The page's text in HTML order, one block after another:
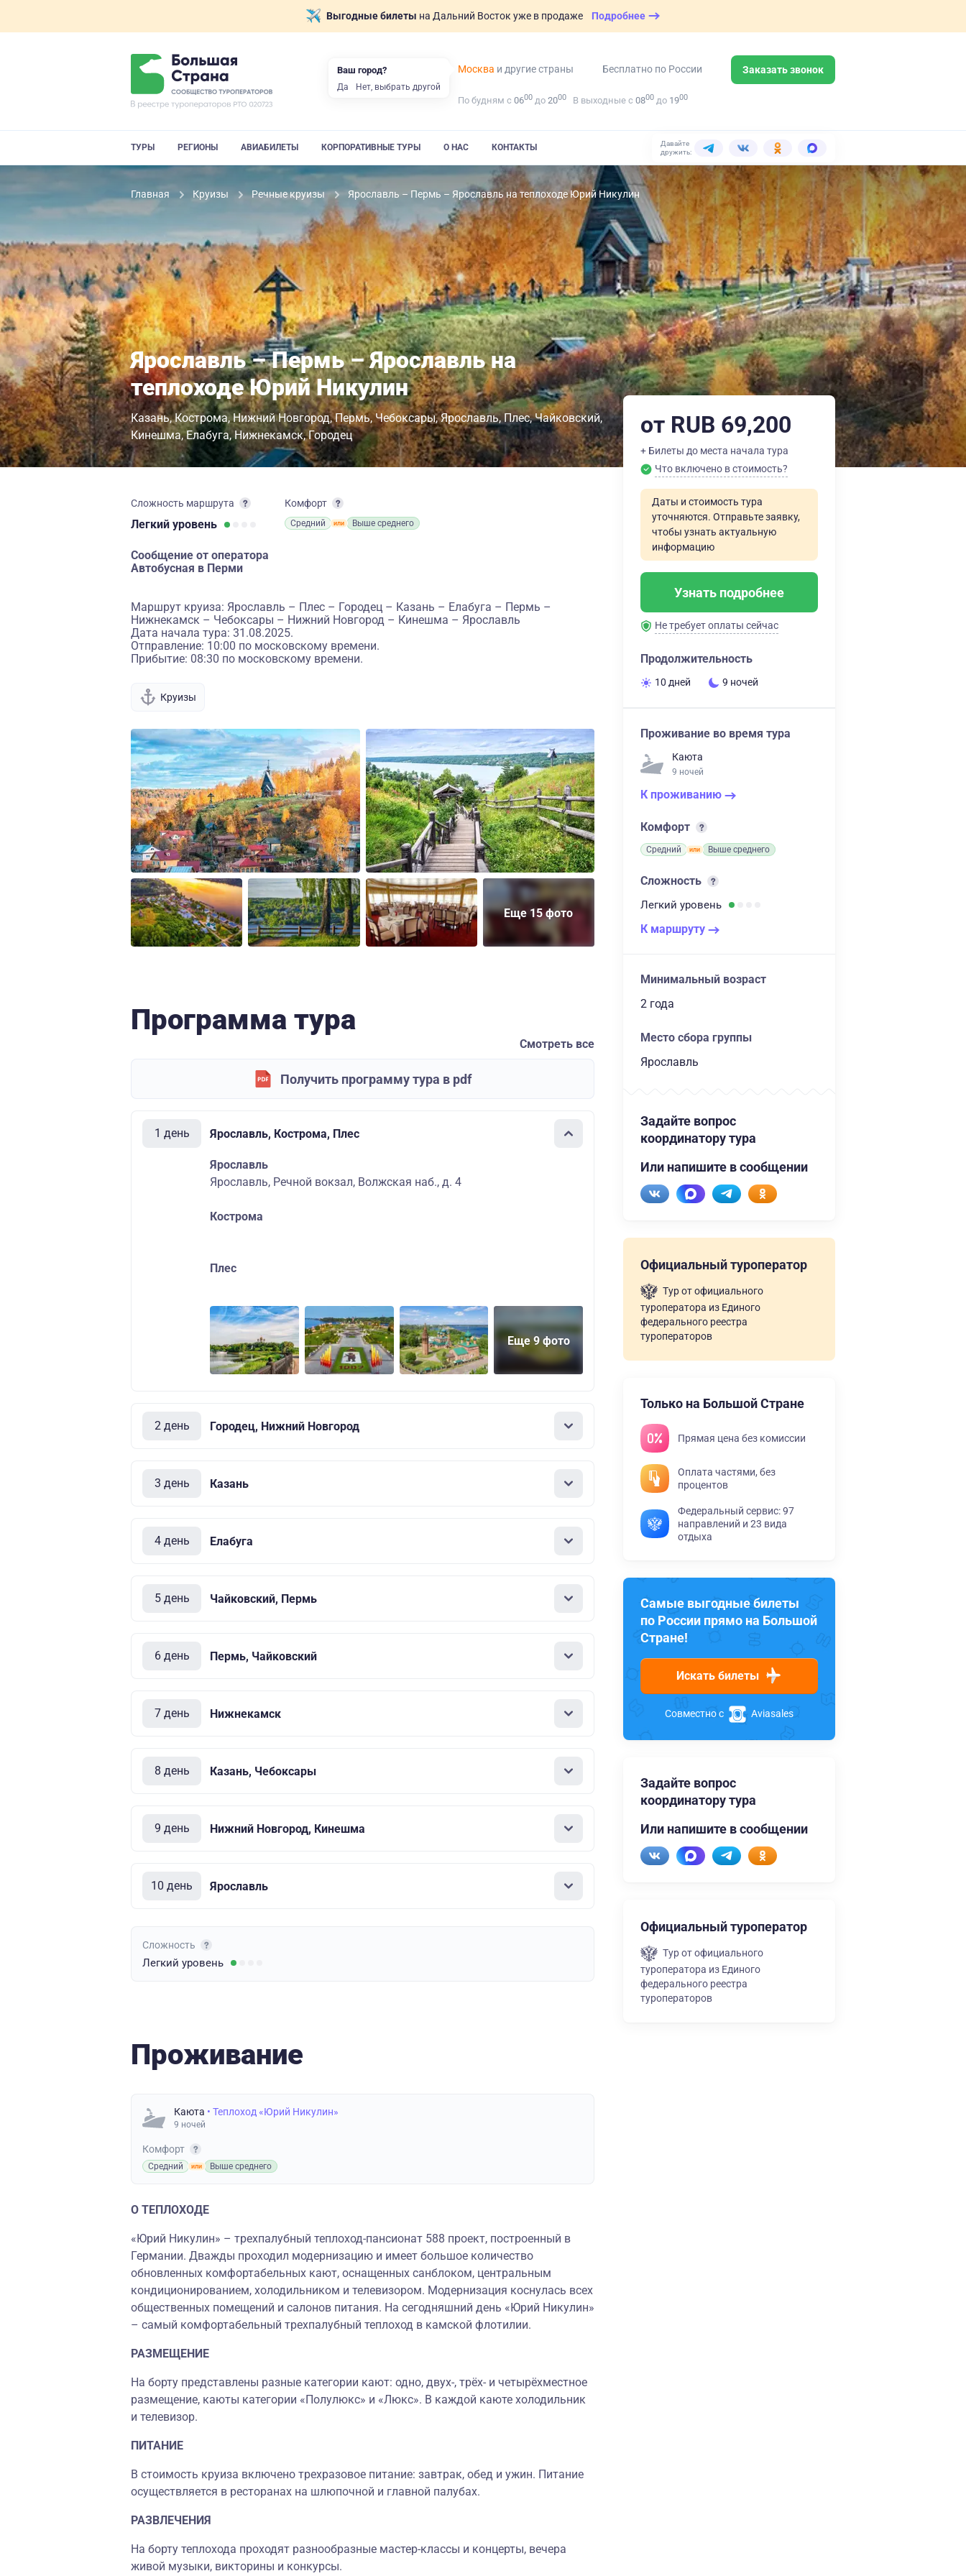
Выгодные билеты на Дальний Восток уже в продаже Подробнее
Москва и другие страны Бесплатно по России Заказать звонок
По будням с 0600 до 2000 В выходные с 0800 до 1900
ТУРЫ РЕГИОНЫ АВИАБИЛЕТЫ КОРПОРАТИВНЫЕ ТУРЫ О НАС КОНТАКТЫ
Давайте
дружить:
Главная Круизы Речные круизы Ярославль – Пермь – Ярославль на теплоходе Юрий Никулин
Ярославль – Пермь – Ярославль на
теплоходе Юрий Никулин
Казань Кострома Нижний Новгород Пермь Чебоксары Ярославль Плес Чайковский
Кинешма Елабуга Нижнекамск Городец
Сложность маршрута
Легкий уровень
Комфорт
Средний Выше среднего
Сообщение от оператора
Автобусная в Перми
Маршрут круиза: Ярославль – Плес – Городец – Казань – Елабуга – Пермь –
Нижнекамск – Чебоксары – Нижний Новгород – Кинешма – Ярославль
Дата начала тура: 31.08.2025.
Отправление: 10:00 по московскому времени.
Прибытие: 08:30 по московскому времени.
Круизы
Еще 15 фото
Программа тура
Смотреть все
Получить программу тура в pdf
1 день Ярославль, Кострома, Плес
Ярославль
Ярославль, Речной вокзал, Волжская наб., д. 4
Кострома
Плес
Еще 9 фото
2 день Городец, Нижний Новгород
3 день Казань
4 день Елабуга
5 день Чайковский, Пермь
6 день Пермь, Чайковский
7 день Нижнекамск
8 день Казань, Чебоксары
9 день Нижний Новгород, Кинешма
10 день Ярославль
Сложность
Легкий уровень
Проживание
Каюта • Теплоход «Юрий Никулин»
9 ночей
Комфорт
Средний Выше среднего
О ТЕПЛОХОДЕ
«Юрий Никулин» – трехпалубный теплоход-пансионат 588 проект, построенный в
Германии. Дважды проходил модернизацию и имеет большое количество
обновленных комфортабельных кают, оснащенных санблоком, центральным
кондиционированием, холодильником и телевизором. Модернизация коснулась всех
общественных помещений и салонов питания. На сегодняшний день «Юрий Никулин»
– самый комфортабельный трехпалубный теплоход в камской флотилии.
РАЗМЕЩЕНИЕ
На борту представлены разные категории кают: одно, двух-, трёх- и четырёхместное
размещение, каюты категории «Полулюкс» и «Люкс». В каждой каюте холодильник
и телевизор.
ПИТАНИЕ
В стоимость круиза включено трехразовое питание: завтрак, обед и ужин. Питание
осуществляется в ресторанах на шлюпочной и главной палубах.
РАЗВЛЕЧЕНИЯ
На борту теплохода проходят разнообразные мастер-классы и концерты, вечера
живой музыки, викторины и конкурсы.
от RUB 69,200
+ Билеты до места начала тура
Что включено в стоимость?
Даты и стоимость тура
уточняются. Отправьте заявку,
чтобы узнать актуальную
информацию
Узнать подробнее
Не требует оплаты сейчас
Продолжительность
10 дней 9 ночей
Проживание во время тура
Каюта
9 ночей
К проживанию
Комфорт
Средний Выше среднего
Сложность
Легкий уровень
К маршруту
Минимальный возраст
2 года
Место сбора группы
Ярославль
Задайте вопрос
координатору тура
Или напишите в сообщении
Официальный туроператор
Тур от официального
туроператора из Единого
федерального реестра
туроператоров
Только на Большой Стране
Прямая цена без комиссии
Оплата частями, без
процентов
Федеральный сервис: 97
направлений и 23 вида
отдыха
Самые выгодные билеты
по России прямо на Большой
Стране!
Искать билеты
Совместно с Aviasales
Задайте вопрос
координатору тура
Или напишите в сообщении
Официальный туроператор
Тур от официального
туроператора из Единого
федерального реестра
туроператоров
Ваш город?
Да Нет, выбрать другой